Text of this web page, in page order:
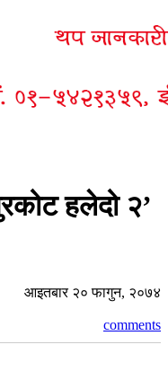
हलेदो २’
आइतबार २० फागुन, २०७४
comments